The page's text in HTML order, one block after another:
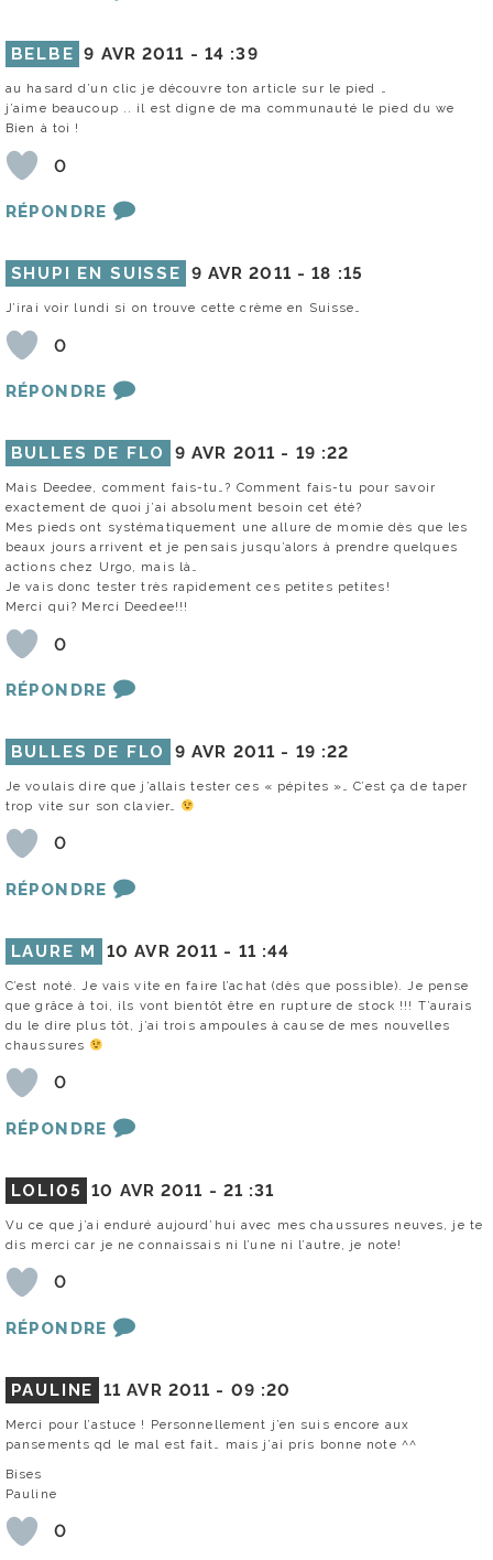
BELBE 9 AVR 2011 - 14 :39
au hasard d’un clic je découvre ton article sur le pied …
j’aime beaucoup .. il est digne de ma communauté le pied du we
Bien à toi !
0
RÉPONDRE
SHUPI EN SUISSE 9 AVR 2011 -18 :15
J’irai voir lundi si on trouve cette crème en Suisse…
0
RÉPONDRE
BULLES DE FLO 9 AVR 2011 - 19 :22
Mais Deedee, comment fais-tu…? Comment fais-tu pour savoir
exactement de quoi j’ai absolument besoin cet été?
Mes pieds ont systématiquement une allure de momie dès que les
beaux jours arrivent et je pensais jusqu’alors à prendre quelques
actions chez Urgo, mais là…
Je vais donc tester très rapidement ces petites petites!
Merci qui? Merci Deedee!!!
0
RÉPONDRE
BULLES DE FLO 9 AVR 2011 - 19 :22
Je voulais dire que j’allais tester ces « pépites »… C’est ça de taper
trop vite sur son clavier…
0
RÉPONDRE
LAURE M 10 AVR 2011 - 11 :44
C’est noté. Je vais vite en faire l’achat (dès que possible). Je pense
que grâce à toi, ils vont bientôt être en rupture de stock !!! T’aurais
du le dire plus tôt, j’ai trois ampoules à cause de mes nouvelles
chaussures
0
RÉPONDRE
LOLI05 10 AVR 2011 - 21 :31
Vu ce que j’ai enduré aujourd’hui avec mes chaussures neuves, je te
dis merci car je ne connaissais ni l’une ni l’autre, je note!
0
RÉPONDRE
PAULINE 11 AVR 2011 - 09 :20
Merci pour l’astuce ! Personnellement j’en suis encore aux
pansements qd le mal est fait… mais j’ai pris bonne note ^^
Bises
Pauline
0